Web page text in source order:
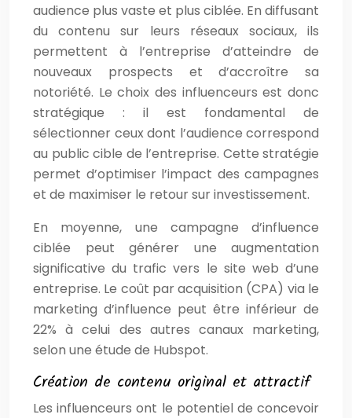
audience plus vaste et plus ciblée. En diffusant
du contenu sur leurs réseaux sociaux, ils
permettent à l’entreprise d’atteindre de
nouveaux prospects et d’accroître sa
notoriété. Le choix des influenceurs est donc
stratégique : il est fondamental de
sélectionner ceux dont l’audience correspond
au public cible de l’entreprise. Cette stratégie
permet d’optimiser l’impact des campagnes
et de maximiser le retour sur investissement.
En moyenne, une campagne d’influence
ciblée peut générer une augmentation
significative du trafic vers le site web d’une
entreprise. Le coût par acquisition (CPA) via le
marketing d’influence peut être inférieur de
22% à celui des autres canaux marketing,
selon une étude de Hubspot.
Création de contenu original et attractif
Les influenceurs ont le potentiel de concevoir